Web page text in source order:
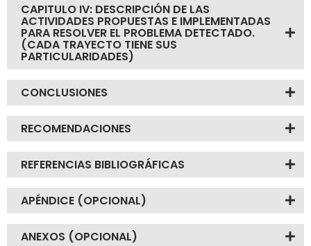
CAPITULO IV: DESCRIPCIÓN DE LAS
ACTIVIDADES PROPUESTAS E IMPLEMENTADAS
PARA RESOLVER EL PROBLEMA DETECTADO.
(CADA TRAYECTO TIENE SUS
PARTICULARIDADES)
CONCLUSIONES
RECOMENDACIONES
REFERENCIAS BIBLIOGRÁFICAS
APÉNDICE (OPCIONAL)
ANEXOS (OPCIONAL)